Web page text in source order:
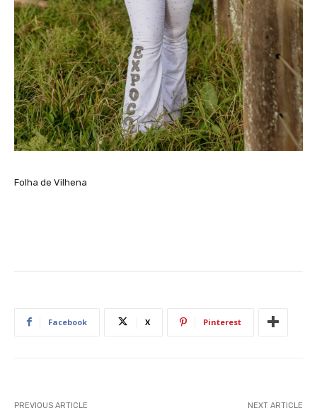
Folha de Vilhena
Facebook X Pinterest
PREVIOUS ARTICLE NEXT ARTICLE